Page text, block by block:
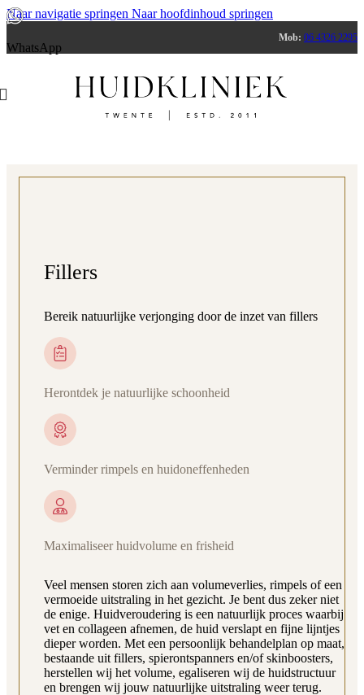
Naar navigatie springen Naar hoofdinhoud springen
WhatsApp
Mob: 06 4326 2295
Fillers
Bereik natuurlijke verjonging door de inzet van fillers
Herontdek je natuurlijke schoonheid
Verminder rimpels en huidoneffenheden
Maximaliseer huidvolume en frisheid
Veel mensen storen zich aan volumeverlies, rimpels of een
vermoeide uitstraling in het gezicht. Je bent dus zeker niet
de enige. Huidveroudering is een natuurlijk proces waarbij
vet en collageen afnemen, de huid verslapt en fijne lijntjes
dieper worden. Met een persoonlijk behandelplan op maat,
bestaande uit fillers, spierontspanners en/of skinboosters,
herstellen wij het volume, egaliseren wij de huidstructuur
en brengen wij jouw natuurlijke uitstraling weer terug.